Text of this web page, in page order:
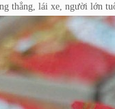
thẳng, lái xe, người lớn